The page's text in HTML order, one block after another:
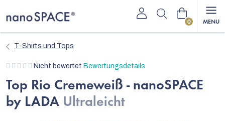
Inhalt
Warenkorb
T-Shirts und Tops
Die
Produktbewertung
ist
Nicht bewertet Bewertungsdetails
Top Rio Cremeweiß - nanoSPACE
by LADA Ultraleicht